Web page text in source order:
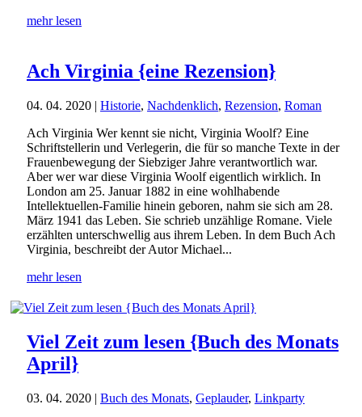
mehr lesen
Ach Virginia {eine Rezension}
04. 04. 2020 | Historie, Nachdenklich, Rezension, Roman
Ach Virginia Wer kennt sie nicht, Virginia Woolf? Eine
Schriftstellerin und Verlegerin, die für so manche Texte in der
Frauenbewegung der Siebziger Jahre verantwortlich war.
Aber wer war diese Virginia Woolf eigentlich wirklich. In
London am 25. Januar 1882 in eine wohlhabende
Intellektuellen-Familie hinein geboren, nahm sie sich am 28.
März 1941 das Leben. Sie schrieb unzählige Romane. Viele
erzählten unterschwellig aus ihrem Leben. In dem Buch Ach
Virginia, beschreibt der Autor Michael...
mehr lesen
Viel Zeit zum lesen {Buch des Monats
April}
03. 04. 2020 | Buch des Monats, Geplauder, Linkparty